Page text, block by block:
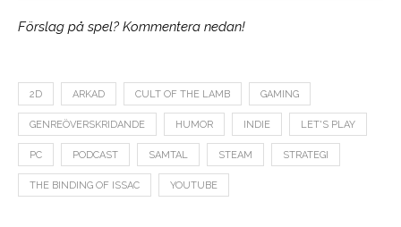
Förslag på spel? Kommentera nedan!
2D ARKAD CULT OF THE LAMB GAMING
GENREÖVERSKRIDANDE HUMOR INDIE LET'S PLAY
PC PODCAST SAMTAL STEAM STRATEGI
THE BINDING OF ISSAC YOUTUBE